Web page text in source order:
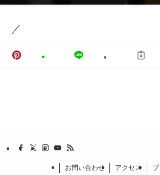
お問い合わせ アクセス